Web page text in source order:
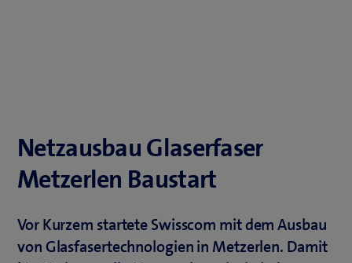
Netzausbau Glaserfaser
Metzerlen Baustart
Vor Kurzem startete Swisscom mit dem Ausbau
von Glasfasertechnologien in Metzerlen. Damit